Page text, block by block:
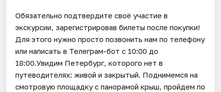
Обязательно подтвердите своё участие в
экскурсии, зарегистрировав билеты после покупки!
Для этого нужно просто позвонить нам по телефону
или написать в Телеграм-бот с 10:00 до
18:00.Увидим Петербург, которого нет в
путеводителях: живой и закрытый. Поднимемся на
смотровую площадку с панорамой крыш, пройдем по